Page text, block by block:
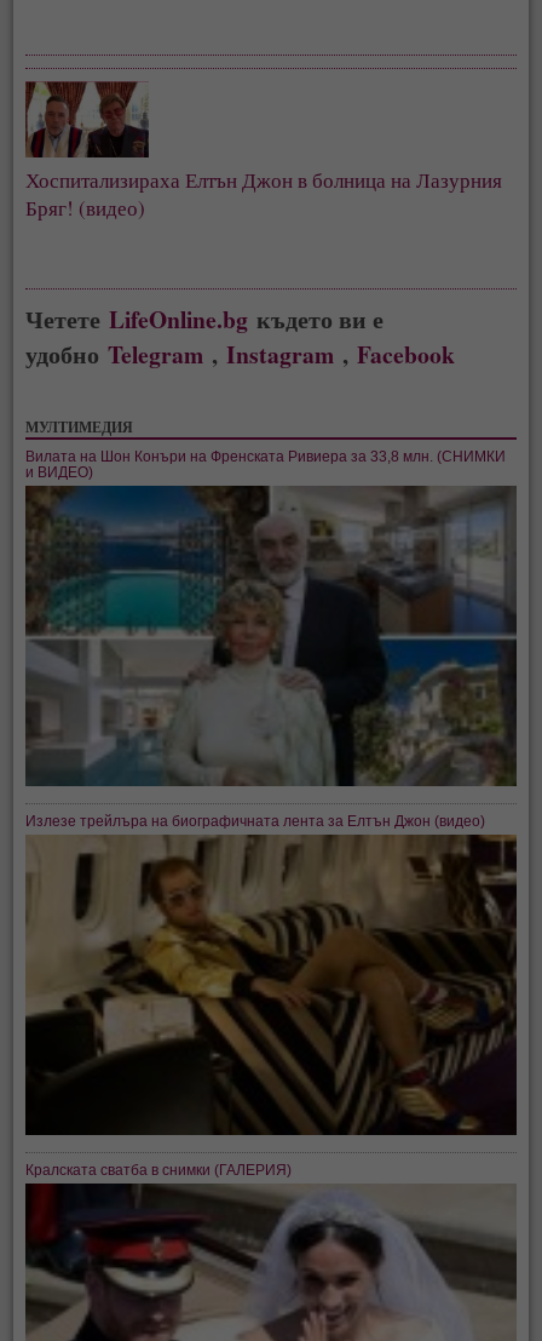
Хоспитализираха Елтън Джон в болница на Лазурния
Бряг! (видео)
ЧететеLifeOnline.bg където ви е
удобноTelegram ,Instagram ,Facebook
МУЛТИМЕДИЯ
Вилата на Шон Конъри на Френската Ривиера за 33,8 млн. (СНИМКИ
и ВИДЕО)
Излезе трейлъра на биографичната лента за Елтън Джон (видео)
Кралската сватба в снимки (ГАЛЕРИЯ)